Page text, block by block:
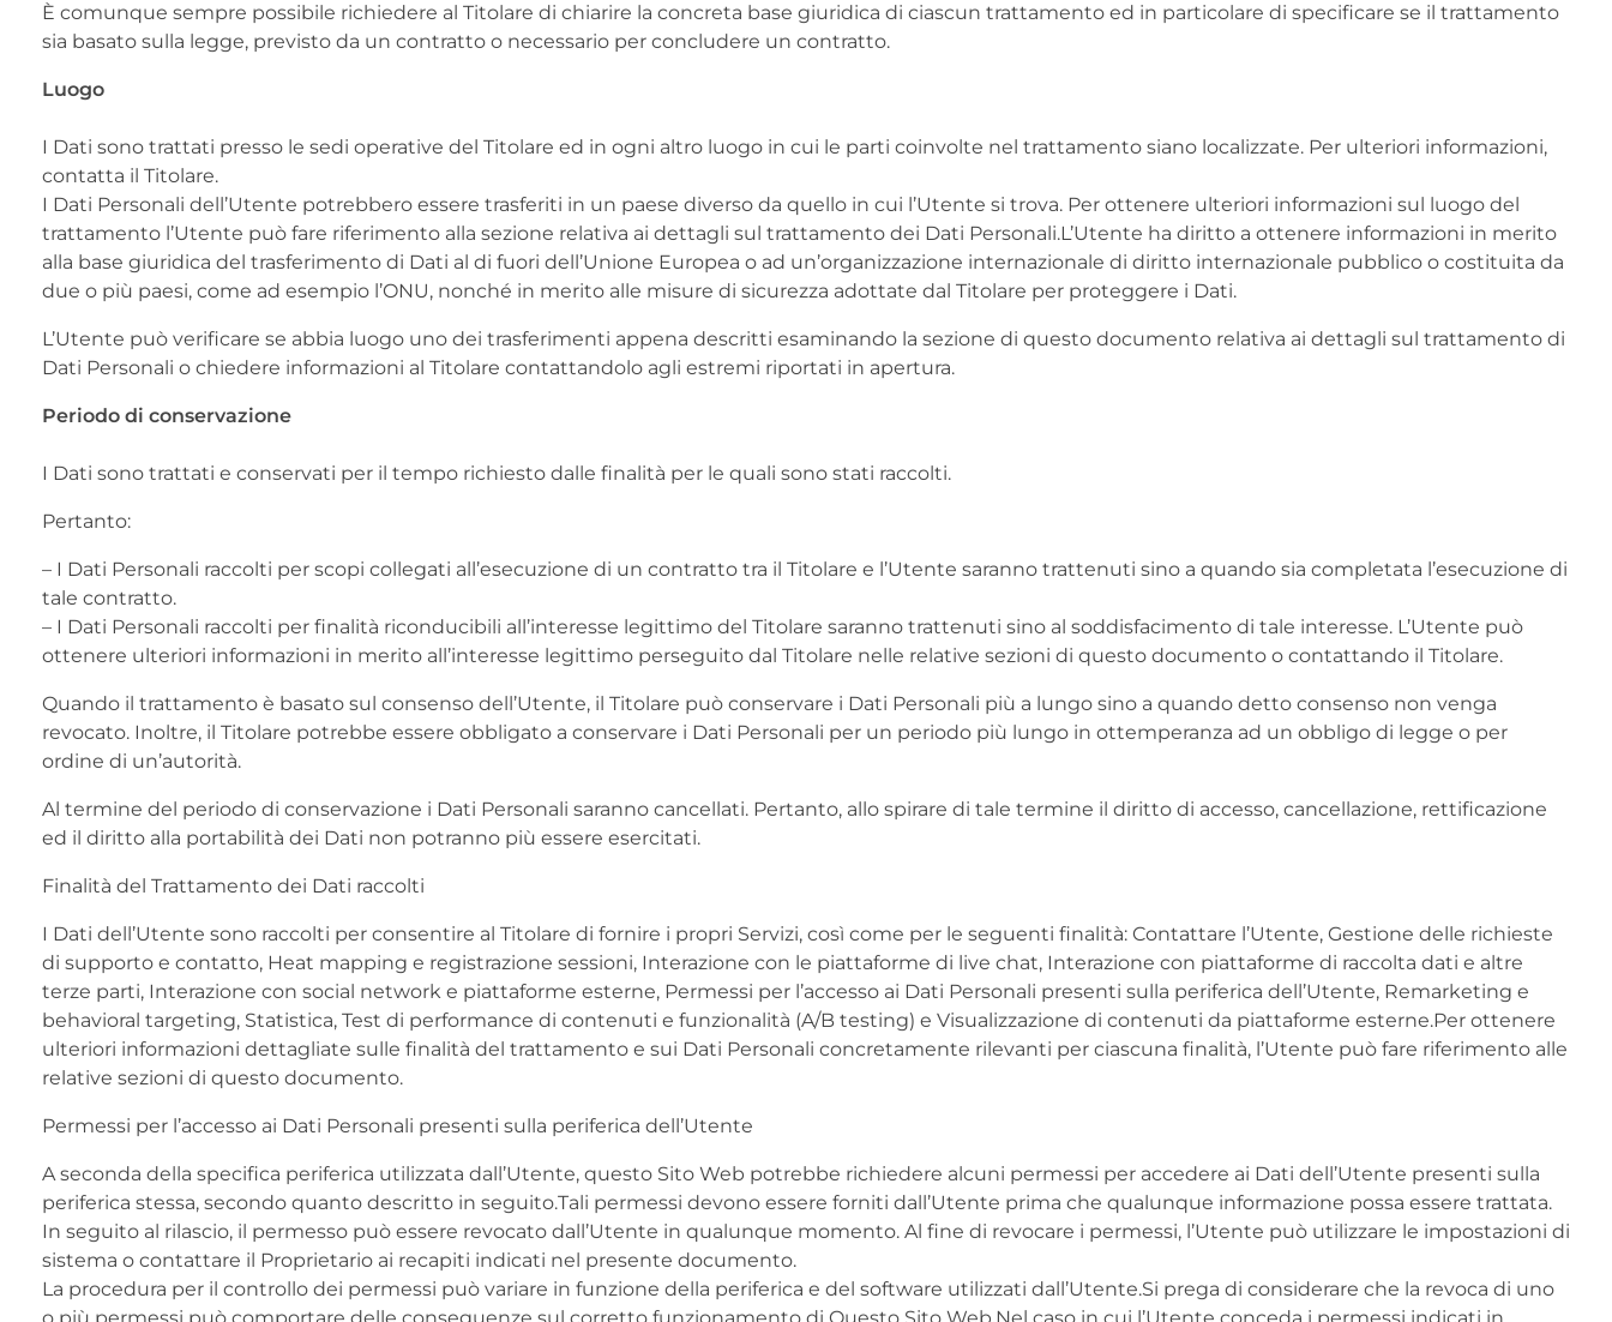
È comunque sempre possibile richiedere al Titolare di chiarire la concreta base giuridica di ciascun trattamento ed in particolare di specificare se il trattamento
sia basato sulla legge, previsto da un contratto o necessario per concludere un contratto.
Luogo
I Dati sono trattati presso le sedi operative del Titolare ed in ogni altro luogo in cui le parti coinvolte nel trattamento siano localizzate. Per ulteriori informazioni,
contatta il Titolare.
I Dati Personali dell’Utente potrebbero essere trasferiti in un paese diverso da quello in cui l’Utente si trova. Per ottenere ulteriori informazioni sul luogo del
trattamento l’Utente può fare riferimento alla sezione relativa ai dettagli sul trattamento dei Dati Personali.L’Utente ha diritto a ottenere informazioni in merito
alla base giuridica del trasferimento di Dati al di fuori dell’Unione Europea o ad un’organizzazione internazionale di diritto internazionale pubblico o costituita da
due o più paesi, come ad esempio l’ONU, nonché in merito alle misure di sicurezza adottate dal Titolare per proteggere i Dati.
L’Utente può verificare se abbia luogo uno dei trasferimenti appena descritti esaminando la sezione di questo documento relativa ai dettagli sul trattamento di
Dati Personali o chiedere informazioni al Titolare contattandolo agli estremi riportati in apertura.
Periodo di conservazione
I Dati sono trattati e conservati per il tempo richiesto dalle finalità per le quali sono stati raccolti.
Pertanto:
– I Dati Personali raccolti per scopi collegati all’esecuzione di un contratto tra il Titolare e l’Utente saranno trattenuti sino a quando sia completata l’esecuzione di
tale contratto.
– I Dati Personali raccolti per finalità riconducibili all’interesse legittimo del Titolare saranno trattenuti sino al soddisfacimento di tale interesse. L’Utente può
ottenere ulteriori informazioni in merito all’interesse legittimo perseguito dal Titolare nelle relative sezioni di questo documento o contattando il Titolare.
Quando il trattamento è basato sul consenso dell’Utente, il Titolare può conservare i Dati Personali più a lungo sino a quando detto consenso non venga
revocato. Inoltre, il Titolare potrebbe essere obbligato a conservare i Dati Personali per un periodo più lungo in ottemperanza ad un obbligo di legge o per
ordine di un’autorità.
Al termine del periodo di conservazione i Dati Personali saranno cancellati. Pertanto, allo spirare di tale termine il diritto di accesso, cancellazione, rettificazione
ed il diritto alla portabilità dei Dati non potranno più essere esercitati.
Finalità del Trattamento dei Dati raccolti
I Dati dell’Utente sono raccolti per consentire al Titolare di fornire i propri Servizi, così come per le seguenti finalità: Contattare l’Utente, Gestione delle richieste
di supporto e contatto, Heat mapping e registrazione sessioni, Interazione con le piattaforme di live chat, Interazione con piattaforme di raccolta dati e altre
terze parti, Interazione con social network e piattaforme esterne, Permessi per l’accesso ai Dati Personali presenti sulla periferica dell’Utente, Remarketing e
behavioral targeting, Statistica, Test di performance di contenuti e funzionalità (A/B testing) e Visualizzazione di contenuti da piattaforme esterne.Per ottenere
ulteriori informazioni dettagliate sulle finalità del trattamento e sui Dati Personali concretamente rilevanti per ciascuna finalità, l’Utente può fare riferimento alle
relative sezioni di questo documento.
Permessi per l’accesso ai Dati Personali presenti sulla periferica dell’Utente
A seconda della specifica periferica utilizzata dall’Utente, questo Sito Web potrebbe richiedere alcuni permessi per accedere ai Dati dell’Utente presenti sulla
periferica stessa, secondo quanto descritto in seguito.Tali permessi devono essere forniti dall’Utente prima che qualunque informazione possa essere trattata.
In seguito al rilascio, il permesso può essere revocato dall’Utente in qualunque momento. Al fine di revocare i permessi, l’Utente può utilizzare le impostazioni di
sistema o contattare il Proprietario ai recapiti indicati nel presente documento.
La procedura per il controllo dei permessi può variare in funzione della periferica e del software utilizzati dall’Utente.Si prega di considerare che la revoca di uno